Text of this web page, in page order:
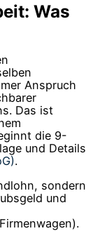
Was
Anspruch
Das ist
die 9-
und Details
.
sondern
und